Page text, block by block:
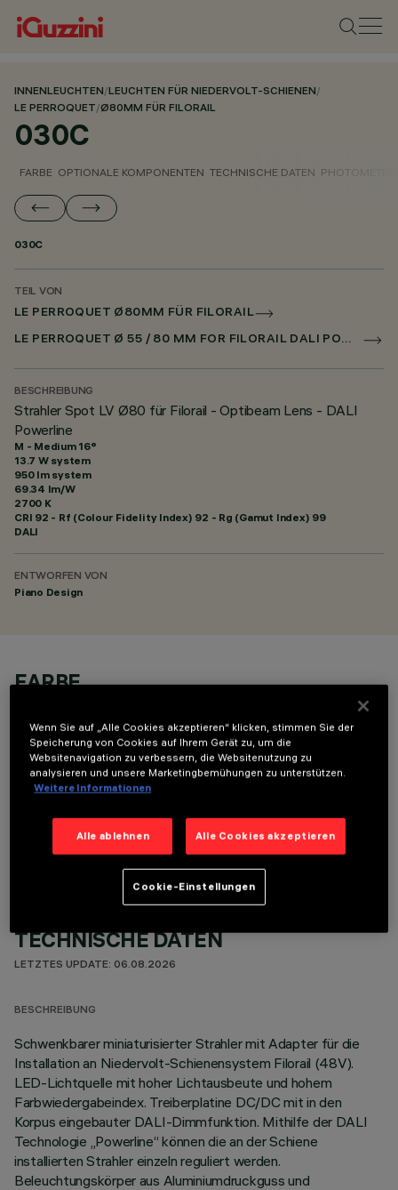
INNENLEUCHTEN/LEUCHTEN FÜR NIEDERVOLT-SCHIENEN/
LE PERROQUET/Ø80MM FÜR FILORAIL
030C
FARBE OPTIONALE KOMPONENTEN TECHNISCHE DATEN
030C
TEIL VON
LE PERROQUET Ø80MM FÜR FILORAIL
LE PERROQUET Ø 55 / 80 MM FOR FILORAIL DALI POWERLINE
BESCHREIBUNG
Strahler Spot LV Ø80 für Filorail - Optibeam Lens - DALI
Powerline
M - Medium 16°
13.7 W system
950 lm system
69.34 lm/W
2700 K
CRI 92 - Rf (Colour Fidelity Index) 92 - Rg (Gamut Index) 99
DALI
ENTWORFEN VON
Piano Design
FARBE
OPTIONALE KOMPONENTEN
TECHNISCHE DATEN
LETZTES UPDATE: 06.08.2026
BESCHREIBUNG
Schwenkbarer miniaturisierter Strahler mit Adapter für die
Installation an Niedervolt-Schienensystem Filorail (48V).
LED-Lichtquelle mit hoher Lichtausbeute und hohem
Farbwiedergabeindex. Treiberplatine DC/DC mit in den
Korpus eingebauter DALI-Dimmfunktion. Mithilfe der DALI
Technologie „Powerline“ können die an der Schiene
installierten Strahler einzeln reguliert werden.
Beleuchtungskörper aus Aluminiumdruckguss und
Wenn Sie auf „Alle Cookies akzeptieren“ klicken, stimmen Sie der
Speicherung von Cookies auf Ihrem Gerät zu, um die
Websitenavigation zu verbessern, die Websitenutzung zu
analysieren und unsere Marketingbemühungen zu unterstützen.
Weitere Informationen
Alle ablehnen Alle Cookies akzeptieren
Cookie-Einstellungen